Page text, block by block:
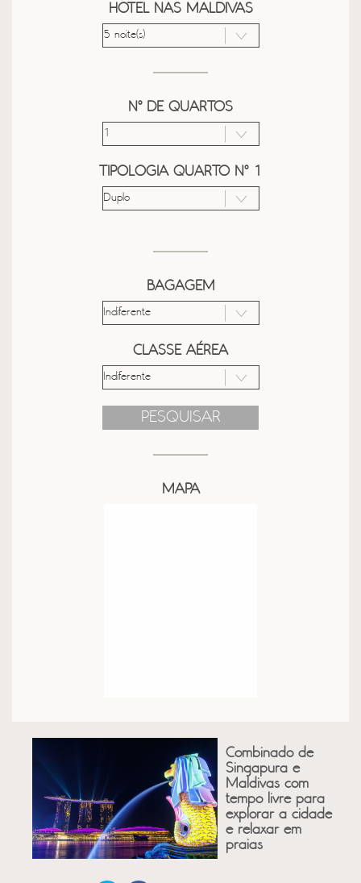
HOTEL NAS MALDIVAS
Nº DE QUARTOS
TIPOLOGIA QUARTO Nº 1
BAGAGEM
CLASSE AÉREA
PESQUISAR
MAPA
Combinado de
Singapura e
Maldivas com
tempo livre para
explorar a cidade
e relaxar em
praias